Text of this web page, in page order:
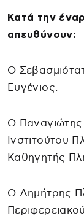
Κατά την
απευθύνουν:
Ο
Ευγένιος.
Ο Παναγιώτης
Ινστιτούτου
Καθηγητής
Ο Δημήτρης